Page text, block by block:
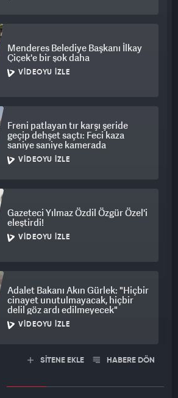
Menderes Belediye Başkanı İlkay
Çiçek'e bir şok daha
VIDEOYU İZLE
Freni patlayan tır karşı şeride
geçip dehşet saçtı: Feci kaza
saniye saniye kamerada
VIDEOYU İZLE
Gazeteci Yılmaz Özdil Özgür Özel'i
eleştirdi!
VIDEOYU İZLE
Adalet Bakanı Akın Gürlek: "Hiçbir
cinayet unutulmayacak, hiçbir
delil göz ardı edilmeyecek"
VIDEOYU İZLE
SİTENE EKLE HABERE DÖN